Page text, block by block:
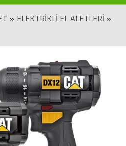
» ELEKTRIKLI EL ALETLERI »